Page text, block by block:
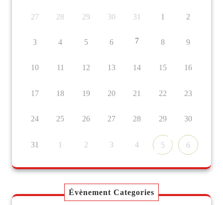
27 28 29 30 31 1 2
3 4 5 6 7 8 9
10 11 12 13 14 15 16
17 18 19 20 21 22 23
24 25 26 27 28 29 30
31 1 2 3 4 5 6
Évènement Categories